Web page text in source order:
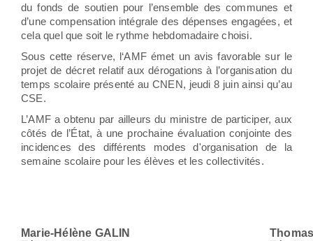
du fonds de soutien pour l’ensemble des communes et
d’une compensation intégrale des dépenses engagées, et
cela quel que soit le rythme hebdomadaire choisi.
Sous cette réserve, l‘AMF émet un avis favorable sur le
projet de décret relatif aux dérogations à l’organisation du
temps scolaire présenté au CNEN, jeudi 8 juin ainsi qu’au
CSE.
L’AMF a obtenu par ailleurs du ministre de participer, aux
côtés de l’État, à une prochaine évaluation conjointe des
incidences des différents modes d'organisation de la
semaine scolaire pour les élèves et les collectivités.
Marie-Hélène GALIN